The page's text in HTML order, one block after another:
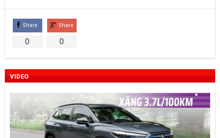
Những dòng xe Toyota đang phổ biến nhất trên thị trường
khúc C – SUV?
Những thay đổi trên dòng xe Vios 2022
Share
0
Share
0
VIDEO